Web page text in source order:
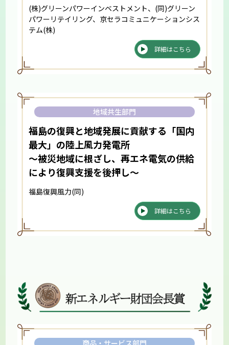
(株)グリーンパワーインベストメント、(同)グリーン
パワーリテイリング、京セラコミュニケーションシス
テム(株)
詳細はこちら
地域共生部門
福島の復興と地域発展に貢献する「国内
最大」の陸上風力発電所
～被災地域に根ざし、再エネ電気の供給
により復興支援を後押し～
福島復興風力(同)
詳細はこちら
商品・サービス部門